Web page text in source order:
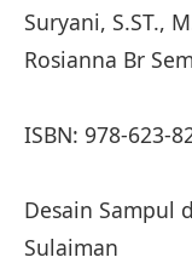
Suryani, S.ST.,
Rosianna Br
ISBN: 978-623-
Desain Sampul
Sulaiman